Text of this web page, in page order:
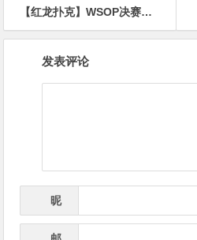
【红龙扑克】WSOP决赛桌碰上欠一屁股债的对手，这信息太有用了！
发表评论
昵